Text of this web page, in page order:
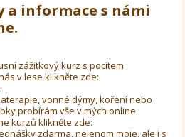
a informace s námi
zážitkový kurz s pocitem
v lese klikněte zde:
vonné dýmy, koření nebo
probírám vše v mých online
kurzů klikněte zde:
zdarma, nejenom moje, ale i s